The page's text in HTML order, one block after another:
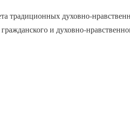
традиционных
и